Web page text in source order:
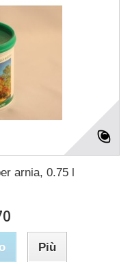
arnia, 0.75 l
Più